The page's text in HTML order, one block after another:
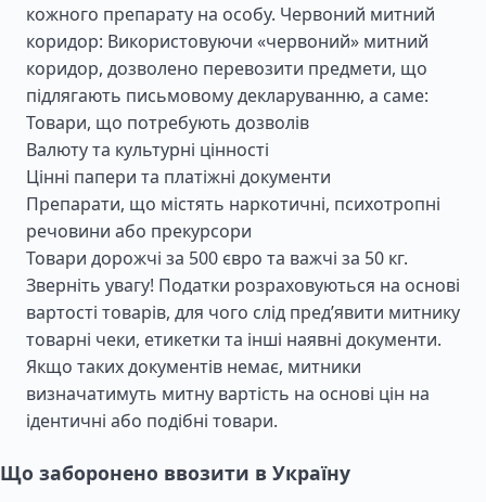
кожного препарату на особу. Червоний митний
коридор: Використовуючи «червоний» митний
коридор, дозволено перевозити предмети, що
підлягають письмовому декларуванню, а саме:
Товари, що потребують дозволів
Валюту та культурні цінності
Цінні папери та платіжні документи
Препарати, що містять наркотичні, психотропні
речовини або прекурсори
Товари дорожчі за 500 євро та важчі за 50 кг.
Зверніть увагу! Податки розраховуються на основі
вартості товарів, для чого слід пред’явити митнику
товарні чеки, етикетки та інші наявні документи.
Якщо таких документів немає, митники
визначатимуть митну вартість на основі цін на
ідентичні або подібні товари.
Що заборонено ввозити в Україну